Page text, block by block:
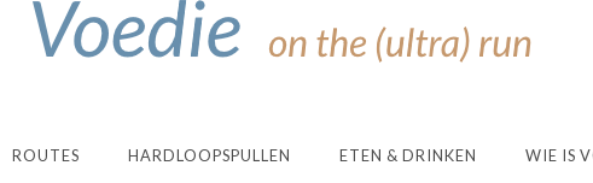
ROUTES HARDLOOPSPULLEN ETEN & DRINKEN WIE IS